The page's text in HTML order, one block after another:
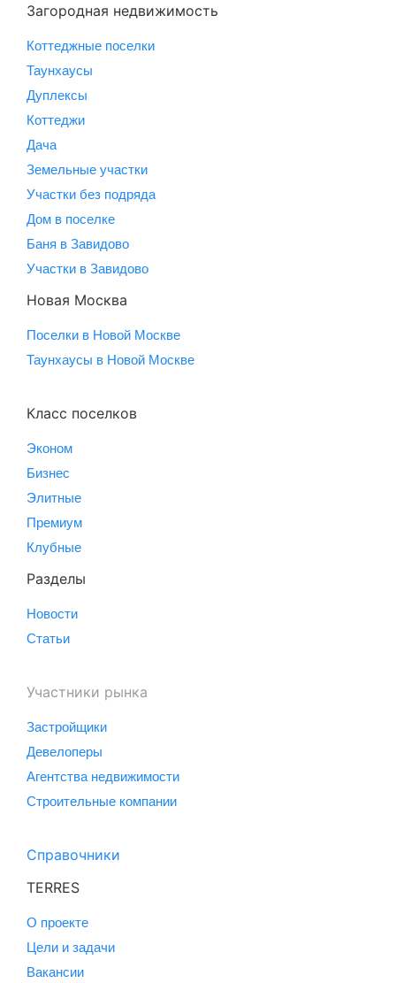
Загородная недвижимость
Коттеджные поселки
Таунхаусы
Дуплексы
Коттеджи
Дача
Земельные участки
Участки без подряда
Дом в поселке
Баня в Завидово
Участки в Завидово
Новая Москва
Поселки в Новой Москве
Таунхаусы в Новой Москве
Класс поселков
Эконом
Бизнес
Элитные
Премиум
Клубные
Разделы
Новости
Статьи
Участники рынка
Застройщики
Девелоперы
Агентства недвижимости
Строительные компании
Справочники
TERRES
О проекте
Цели и задачи
Вакансии